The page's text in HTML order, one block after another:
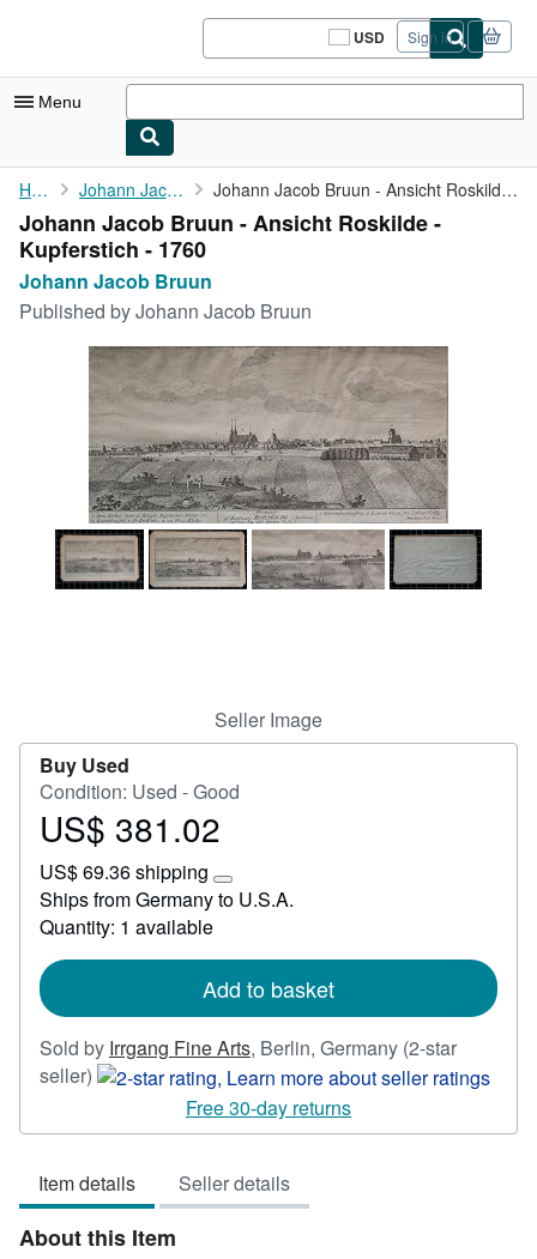
USD
Site
shopping
Sign in
Menu
My Account
My Purchases
Sign Off
Advanced Search
Browse Collections
Rare Books
Art & Collectibles
Textbooks
Start Selling
Home Johann Jacob Bruun Johann Jacob Bruun - Ansicht Roskilde - Kupferstich - 1760
Johann Jacob Bruun - Ansicht Roskilde -
Kupferstich - 1760
Johann Jacob Bruun
Published byJohann Jacob Bruun
Seller Image
Buy Used
Condition: Used - Good
Price
381.02
US$ 381.02
US$ 69.36 shipping
Learn
more
rates
Ships from Germany to U.S.A.
Quantity: 1 available
Add to basket
Sold by Irrgang Fine Arts, Berlin, Germany (2-star
seller) Seller
2
of
5
stars
Free 30-day returns
Item details Seller details
About this Item